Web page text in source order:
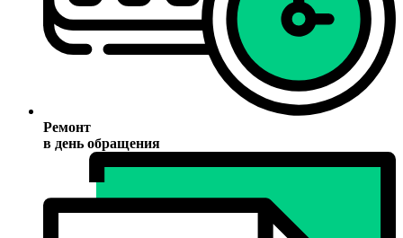
Ремонт
в день обращения